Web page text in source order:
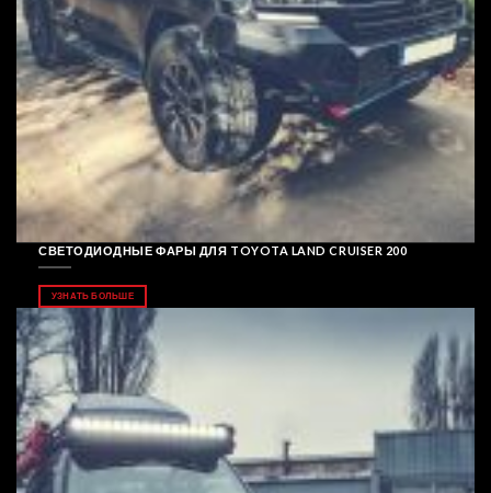
СВЕТОДИОДНЫЕ ФАРЫ ДЛЯ TOYOTA LAND CRUISER 200
УЗНАТЬ БОЛЬШЕ